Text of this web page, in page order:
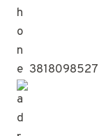
3818098527